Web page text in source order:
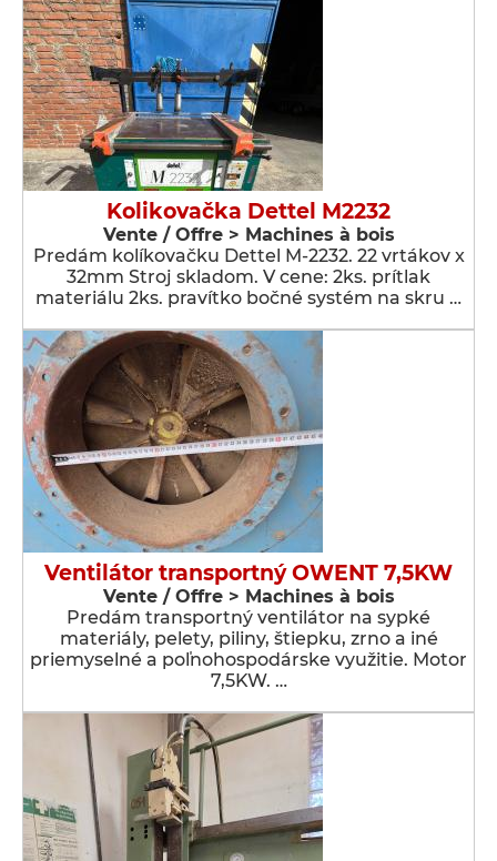
Kolikovačka Dettel M2232
Vente / Offre > Machines à bois
Predám kolíkovačku Dettel M-2232. 22 vrtákov x
32mm Stroj skladom. V cene: 2ks. prítlak
materiálu 2ks. pravítko bočné systém na skru …
Ventilátor transportný OWENT 7,5KW
Vente / Offre > Machines à bois
Predám transportný ventilátor na sypké
materiály, pelety, piliny, štiepku, zrno a iné
priemyselné a poľnohospodárske využitie. Motor
7,5KW. …